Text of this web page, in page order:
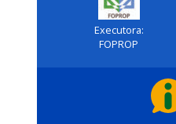
Executora:
FOPROP